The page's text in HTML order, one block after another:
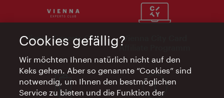
Vienna Experts Club
Vienna City Card
Affiliate Programm
Cookies gefällig?
Wir möchten Ihnen natürlich nicht auf den
Keks gehen. Aber so genannte “Cookies” sind
notwendig, um Ihnen den bestmöglichen
Service zu bieten und die Funktion der